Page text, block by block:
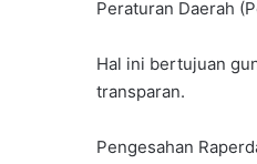
Peraturan Daerah
Hal ini bertujuan
transparan.
Pengesahan